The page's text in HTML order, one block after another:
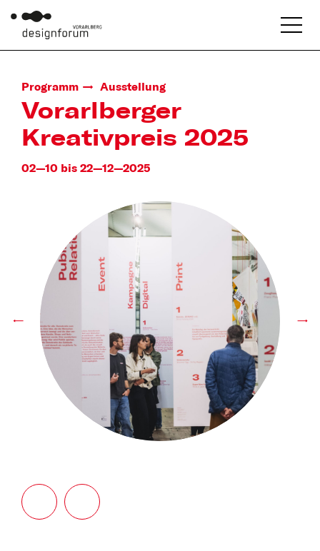
Programm Ausstellung
Vorarlberger
Kreativpreis 2025
02—10 bis 22—12—2025
← →